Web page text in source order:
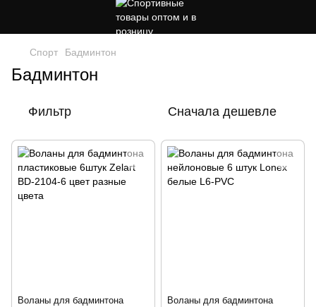
Спорт Бадминтон
Бадминтон
Фильтр Сначала дешевле
Воланы для бадминтона
Воланы для бадминтона